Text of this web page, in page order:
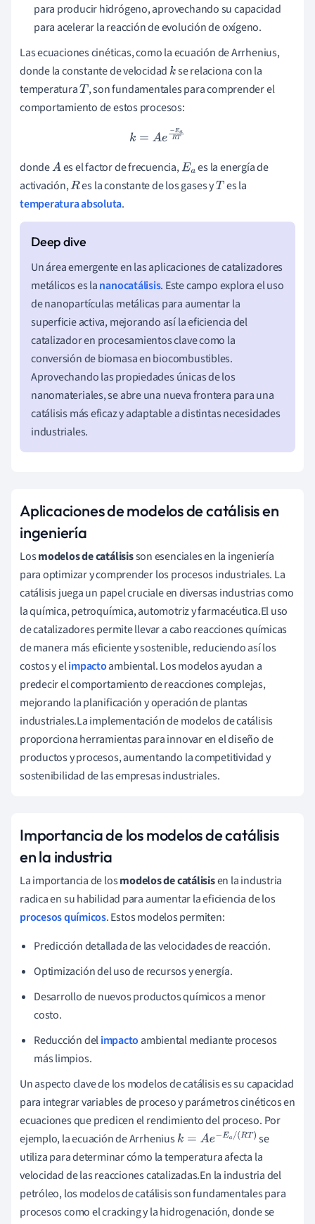
para producir hidrógeno, aprovechando su capacidad
para acelerar la reacción de evolución de oxígeno.
Las ecuaciones cinéticas, como la ecuación de Arrhenius,
donde la constante de velocidadkse relaciona con la
temperaturaT , son fundamentales para comprender el
comportamiento de estos procesos:
k =A e−EaRT
dondeA es el factor de frecuencia,Ea es la energía de
activación,R es la constante de los gases yT es la
temperatura absoluta.
Un área emergente en las aplicaciones de catalizadores
metálicos es lananocatálisis. Este campo explora el uso
de nanopartículas metálicas para aumentar la
superficie activa, mejorando así la eficiencia del
catalizador en procesamientos clave como la
conversión de biomasa en biocombustibles.
Aprovechando las propiedades únicas de los
nanomateriales, se abre una nueva frontera para una
catálisis más eficaz y adaptable a distintas necesidades
industriales.
Aplicaciones de modelos de catálisis en
ingeniería
Losmodelos de catálisisson esenciales en la ingeniería
para optimizar y comprender los procesos industriales. La
catálisis juega un papel cruciale en diversas industrias como
la química, petroquímica, automotriz y farmacéutica.El uso
de catalizadores permite llevar a cabo reacciones químicas
de manera más eficiente y sostenible, reduciendo así los
costos y elimpactoambiental. Los modelos ayudan a
predecir el comportamiento de reacciones complejas,
mejorando la planificación y operación de plantas
industriales.La implementación de modelos de catálisis
proporciona herramientas para innovar en el diseño de
productos y procesos, aumentando la competitividad y
sostenibilidad de las empresas industriales.
Importancia de los modelos de catálisis
en la industria
La importancia de losmodelos de catálisisen la industria
radica en su habilidad para aumentar la eficiencia de los
procesos químicos. Estos modelos permiten:
Predicción detallada de las velocidades de reacción.
Optimización del uso de recursos y energía.
Desarrollo de nuevos productos químicos a menor
costo.
Reducción delimpacto ambiental mediante procesos
más limpios.
Un aspecto clave de los modelos de catálisis es su capacidad
para integrar variables de proceso y parámetros cinéticos en
ecuaciones que predicen el rendimiento del proceso. Por
ejemplo, la ecuación de Arrheniusk=Ae −Ea/(RT)
se
utiliza para determinar cómo la temperatura afecta la
velocidad de las reacciones catalizadas.En la industria del
petróleo, los modelos de catálisis son fundamentales para
procesos como el cracking y la hidrogenación, donde se